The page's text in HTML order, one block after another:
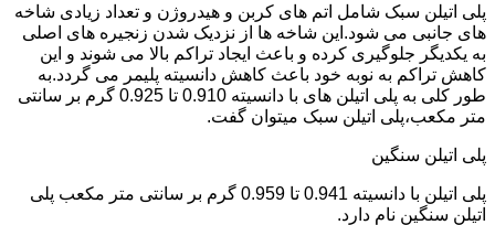
پلی اتیلن سبک شامل اتم های کربن و هیدروژن و تعداد زیادی شاخه
های جانبی می شود.این شاخه ها از نزدیک شدن زنجیره های اصلی
به یکدیگر جلوگیری کرده و باعث ایجاد تراکم بالا می شوند و این
کاهش تراکم به نوبه خود باعث کاهش دانسیته پلیمر می گردد.به
طور کلی به پلی اتیلن های با دانسیته 0.910 تا 0.925 گرم بر سانتی
متر مکعب،پلی اتیلن سبک میتوان گفت.
پلی اتیلن سنگین
پلی اتیلن با دانسیته 0.941 تا 0.959 گرم بر سانتی متر مکعب پلی
اتیلن سنگین نام دارد.